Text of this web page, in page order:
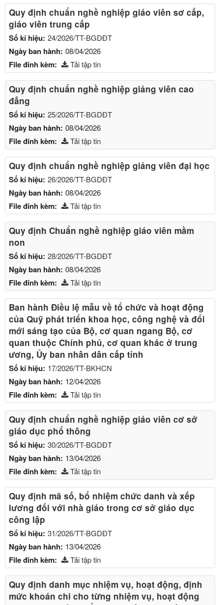
Quy định chuẩn nghề nghiệp giáo viên sơ cấp,
giáo viên trung cấp
Số kí hiệu: 24/2026/TT-BGDĐT
Ngày ban hành: 08/04/2026
File đính kèm: Tải tập tin
Quy định chuẩn nghề nghiệp giảng viên cao
đẳng
Số kí hiệu: 25/2026/TT-BGDĐT
Ngày ban hành: 08/04/2026
File đính kèm: Tải tập tin
Quy định chuẩn nghề nghiệp giảng viên đại học
Số kí hiệu: 26/2026/TT-BGDĐT
Ngày ban hành: 08/04/2026
File đính kèm: Tải tập tin
Quy định Chuẩn nghề nghiệp giáo viên mầm
non
Số kí hiệu: 28/2026/TT-BGDĐT
Ngày ban hành: 08/04/2026
File đính kèm: Tải tập tin
Ban hành Điều lệ mẫu về tổ chức và hoạt động
của Quỹ phát triển khoa học, công nghệ và đổi
mới sáng tạo của Bộ, cơ quan ngang Bộ, cơ
quan thuộc Chính phủ, cơ quan khác ở trung
ương, Ủy ban nhân dân cấp tỉnh
Số kí hiệu: 17/2026/TT-BKHCN
Ngày ban hành: 12/04/2026
File đính kèm: Tải tập tin
Quy định chuẩn nghề nghiệp giáo viên cơ sở
giáo dục phổ thông
Số kí hiệu: 30/2026/TT-BGDĐT
Ngày ban hành: 13/04/2026
File đính kèm: Tải tập tin
Quy định mã số, bổ nhiệm chức danh và xếp
lương đối với nhà giáo trong cơ sở giáo dục
công lập
Số kí hiệu: 31/2026/TT-BGDĐT
Ngày ban hành: 13/04/2026
File đính kèm: Tải tập tin
Quy định danh mục nhiệm vụ, hoạt động, định
mức khoán chi cho từng nhiệm vụ, hoạt động